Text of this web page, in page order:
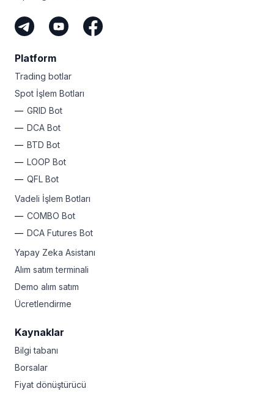
Platform
Trading botlar
Spot İşlem Botları
GRID Bot
DCA Bot
BTD Bot
LOOP Bot
QFL Bot
Vadeli İşlem Botları
COMBO Bot
DCA Futures Bot
Yapay Zeka Asistanı
Alım satım terminali
Demo alım satım
Ücretlendirme
Kaynaklar
Bilgi tabanı
Borsalar
Fiyat dönüştürücü